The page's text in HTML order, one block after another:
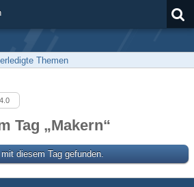
Themen
Tag „Makern“
diesem Tag gefunden.